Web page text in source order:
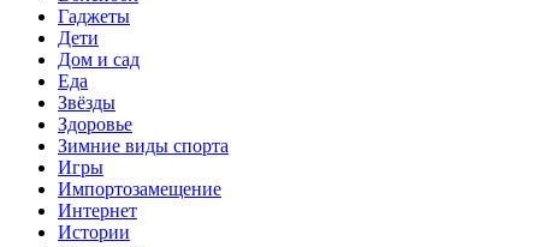
Гаджеты
Дети
Дом и сад
Еда
Звёзды
Здоровье
Зимние виды спорта
Игры
Импортозамещение
Интернет
Истории